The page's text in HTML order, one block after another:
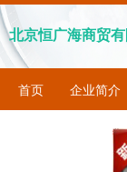
北京恒广海商贸有
首页 企业简介